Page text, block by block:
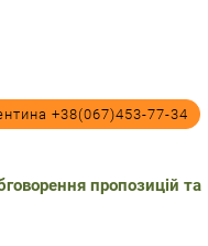
+38(067)453-77-34
пропозицій та